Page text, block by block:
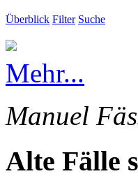
Überblick Filter Suche
Mehr...
Manuel
Alte Fälle